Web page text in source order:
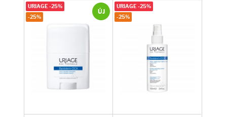
URIAGE -25%
-25%
ÚJ
URIAGE -25%
-25%